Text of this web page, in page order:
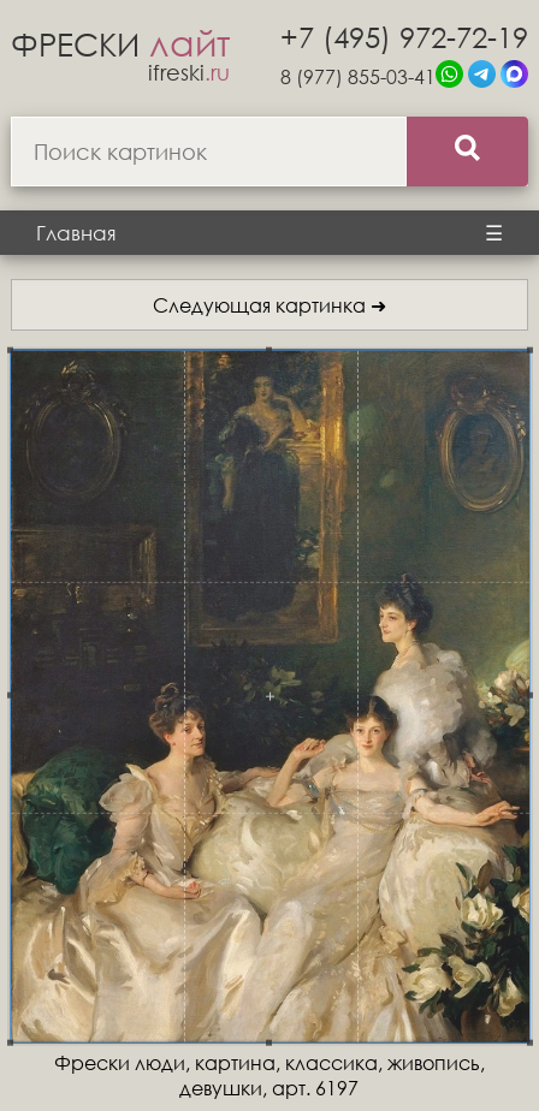
ФРЕСКИ лайт
ifreski.ru
+7 (495) 972-72-19
8 (977) 855-03-41
Главная ☰
Следующая картинка ➜
Фрески люди, картина, классика, живопись,
девушки, арт. 6197